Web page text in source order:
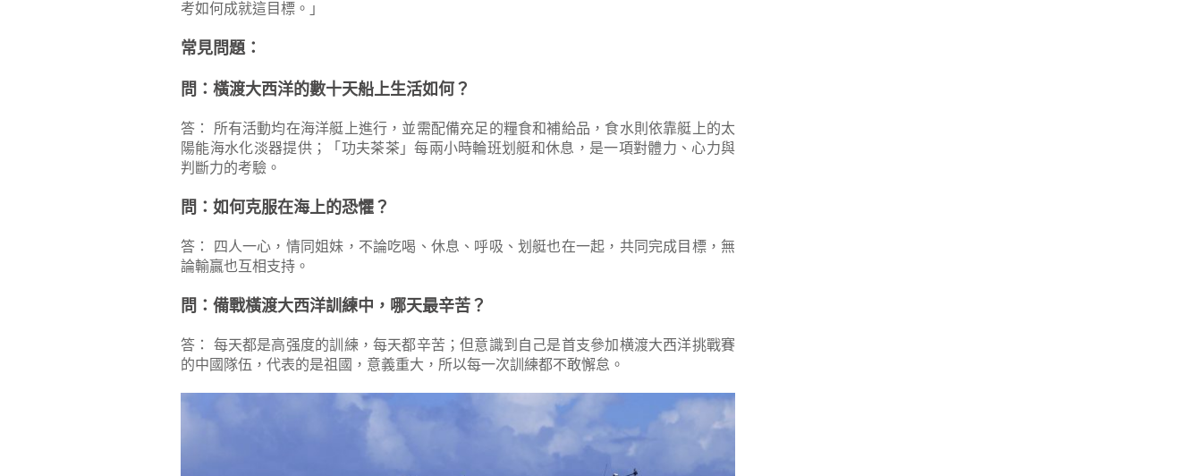
考如何成就這目標。」
常見問題：
問：橫渡大西洋的數十天船上生活如何？
答： 所有活動均在海洋艇上進行，並需配備充足的糧食和補給品，食水則依靠艇上的太
陽能海水化淡器提供；「功夫茶茶」每兩小時輪班划艇和休息，是一項對體力、心力與
判斷力的考驗。
問：如何克服在海上的恐懼？
答： 四人一心，情同姐妹，不論吃喝、休息、呼吸、划艇也在一起，共同完成目標，無
論輸贏也互相支持。
問：備戰橫渡大西洋訓練中，哪天最辛苦？
答： 每天都是高强度的訓練，每天都辛苦；但意識到自己是首支參加横渡大西洋挑戰賽
的中國隊伍，代表的是祖國，意義重大，所以每一次訓練都不敢懈怠。